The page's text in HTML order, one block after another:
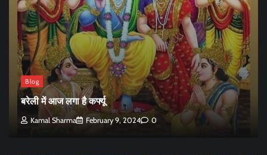
Blog
बरेली में आज लगा है कर्फ्यू
Kamal Sharma February 9, 2024 0